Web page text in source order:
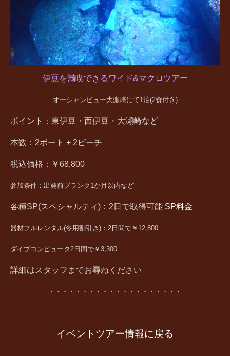
伊豆を満喫できるワイド&マクロツアー
オーシャンビュー大瀬崎にて1泊(2食付き)
ポイント：東伊豆・西伊豆・大瀬崎など
本数：2ボート + 2ビーチ
税込価格：￥68,800
参加条件： 出発前ブランク1か月以内など
各種SP(スペシャルティ)：2日で取得可能 SP料金
器材フルレンタル(冬用割引き)：2日間で￥12,800
​ダイブコンピュータ2日間で￥3,300
詳細はスタッフまでお尋ねください
・・・・・・・・・・・・・・・・・・・・
イベントツアー情報に戻る